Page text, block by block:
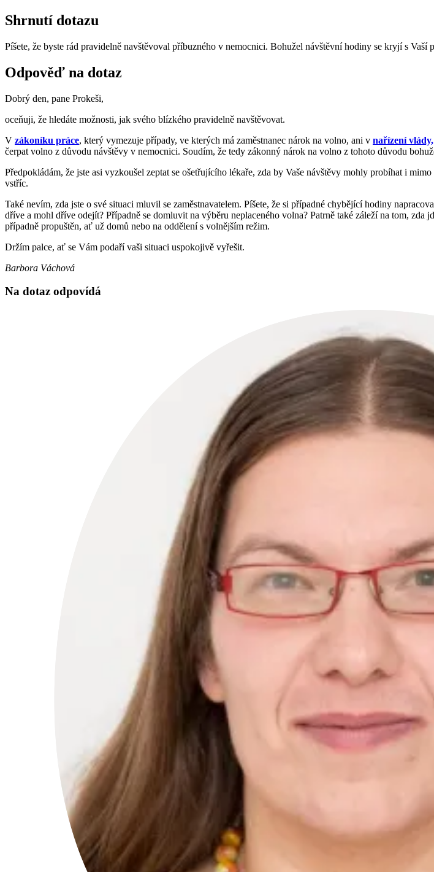
Shrnutí dotazu
Píšete, že byste rád pravidelně navštěvoval příbuzného v nemocnici. Bohužel návštěvní hodiny se kryjí s
Odpověď na dotaz
Dobrý den, pane Prokeši,
oceňuji, že hledáte možnosti, jak svého blízkého pravidelně navštěvovat.
V zákoníku práce, který vymezuje případy, ve kterých má zaměstnanec nárok na volno, ani v nařízení vlády,
čerpat volno z důvodu návštěvy v nemocnici. Soudím, že tedy zákonný nárok na volno z tohoto důvodu
Předpokládám, že jste asi vyzkoušel zeptat se ošetřujícího lékaře, zda by Vaše návštěvy mohly probíhat i
vstříc.
Také nevím, zda jste o své situaci mluvil se zaměstnavatelem. Píšete, že si případné chybějící hodiny
dříve a mohl dříve odejít? Případně se domluvit na výběru neplaceného volna? Patrně také záleží na tom,
případně propuštěn, ať už domů nebo na oddělení s volnějším režim.
Držím palce, ať se Vám podaří vaši situaci uspokojivě vyřešit.
Barbora Váchová
Na dotaz odpovídá